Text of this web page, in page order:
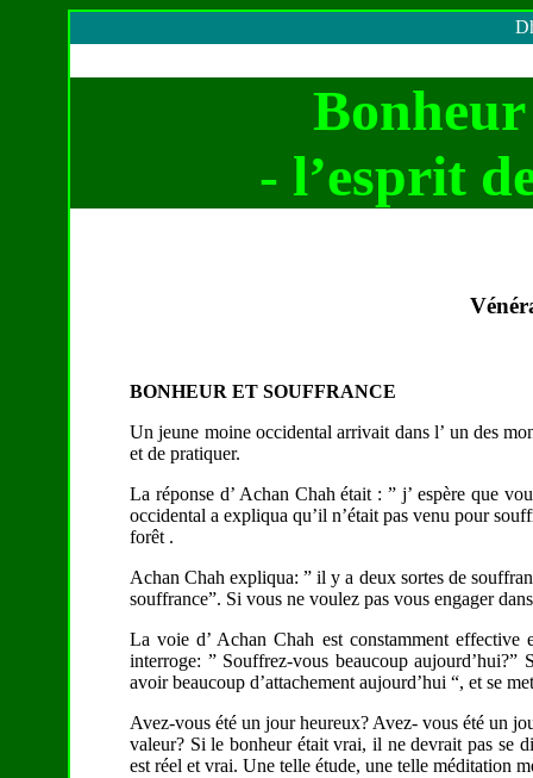
Bonheur
- l’esprit
BONHEUR ET SOUFFRANCE
Un jeune moine occidental arrivait dans l’ un des
et de pratiquer.
La réponse d’ Achan Chah était : ” j’ espère que
occidental a expliqua qu’il n’était pas venu pour
forêt .
Achan Chah expliqua: ” il y a deux sortes de
souffrance”. Si vous ne voulez pas vous engager
La voie d’ Achan Chah est constamment effective
interroge: ” Souffrez-vous beaucoup
avoir beaucoup d’attachement aujourd’hui “, et se
Avez-vous été un jour heureux? Avez- vous été un
valeur? Si le bonheur était vrai, il ne devrait pas se
est réel et vrai. Une telle étude, une telle méditation